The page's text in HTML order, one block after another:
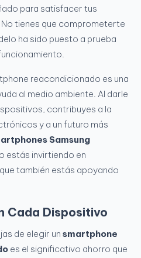
para satisfacer tus
tienes que comprometerte
ha sido puesto a prueba
reacondicionado es una
al medio ambiente. Al darle
contribuyes a la
y a un futuro más
Samsung
estás invirtiendo en
también estás apoyando
Cada Dispositivo
de elegir un smartphone
es el significativo ahorro que